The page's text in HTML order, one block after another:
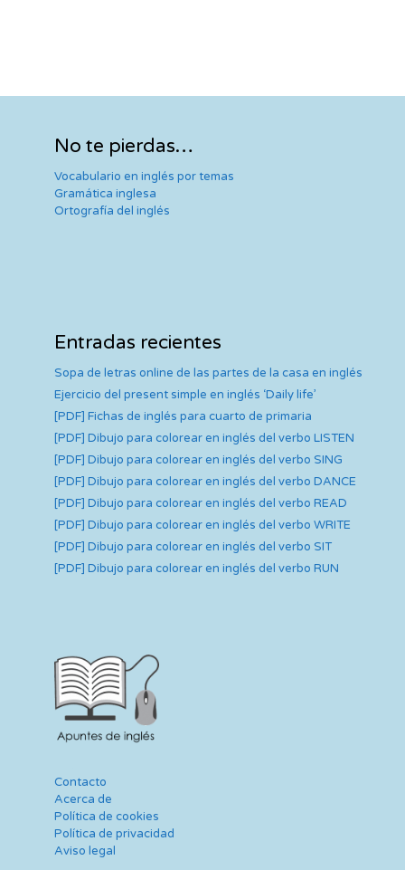
No te pierdas…
Vocabulario en inglés por temas
Gramática inglesa
Ortografía del inglés
Entradas recientes
Sopa de letras online de las partes de la casa en inglés
Ejercicio del present simple en inglés ‘Daily life’
[PDF] Fichas de inglés para cuarto de primaria
[PDF] Dibujo para colorear en inglés del verbo LISTEN
[PDF] Dibujo para colorear en inglés del verbo SING
[PDF] Dibujo para colorear en inglés del verbo DANCE
[PDF] Dibujo para colorear en inglés del verbo READ
[PDF] Dibujo para colorear en inglés del verbo WRITE
[PDF] Dibujo para colorear en inglés del verbo SIT
[PDF] Dibujo para colorear en inglés del verbo RUN
Contacto
Acerca de
Política de cookies
Política de privacidad
Aviso legal